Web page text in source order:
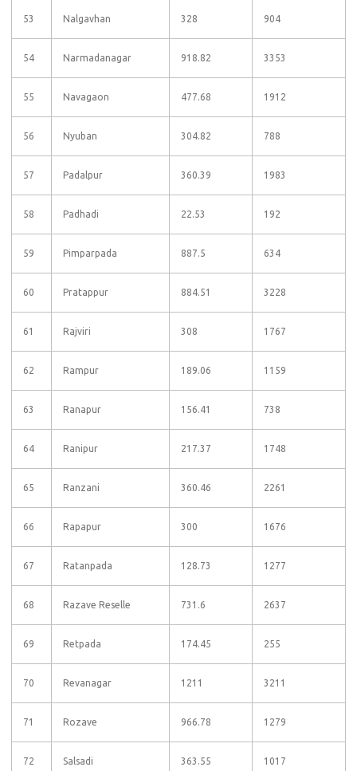
53 Nalgavhan 328 904
54 Narmadanagar 918.82 3353
55 Navagaon 477.68 1912
56 Nyuban 304.82 788
57 Padalpur 360.39 1983
58 Padhadi 22.53 192
59 Pimparpada 887.5 634
60 Pratappur 884.51 3228
61 Rajviri 308 1767
62 Rampur 189.06 1159
63 Ranapur 156.41 738
64 Ranipur 217.37 1748
65 Ranzani 360.46 2261
66 Rapapur 300 1676
67 Ratanpada 128.73 1277
68 Razave Reselle 731.6 2637
69 Retpada 174.45 255
70 Revanagar 1211 3211
71 Rozave 966.78 1279
72 Salsadi 363.55 1017